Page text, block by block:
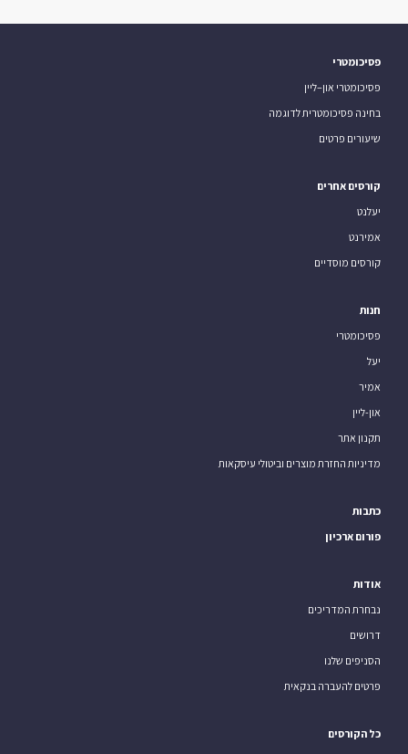
פסיכומטרי
פסיכומטרי און–ליין
בחינה פסיכומטרית לדוגמה
שיעורים פרטים
קורסים אחרים
יעלנט
אמירנט
קורסים מוסדיים
חנות
פסיכומטרי
יעל
אמיר
און-ליין
תקנון אתר
מדיניות החזרת מוצרים וביטולי עיסקאות
כתבות
פורום ארכיון
אודות
נבחרת המדריכים
דרושים
הסניפים שלנו
פרטים להעברה בנקאית
כל הקורסים